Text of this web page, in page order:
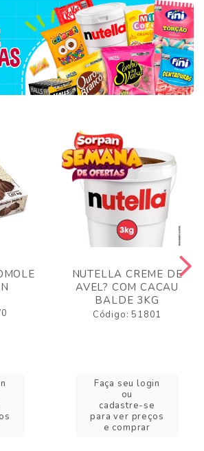
NUTELLA CREME DE
AVEL? COM CACAU
BALDE 3KG
Código: 51801
Faça seu login
ou
cadastre-se
para ver preços
e comprar